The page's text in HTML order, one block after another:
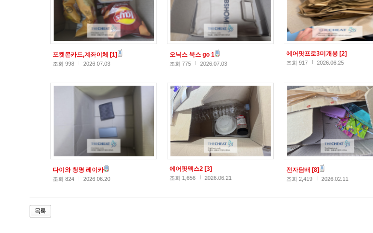
포켓몬카드,계좌이체 [1]
조회 998 2026.07.03
오닉스 북스 go 1
조회 775 2026.07.03
에어팟프로3미개봉 [2]
조회 917 2026.06.25
다이와 청명 레이카
조회 824 2026.06.20
에어팟맥스2 [3]
조회 1,656 2026.06.21
전자담배 [8]
조회 2,419 2026.02.11